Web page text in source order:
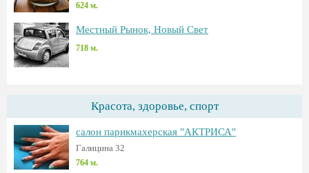
624 м.
Местный Рынок, Новый Свет
718 м.
Красота, здоровье, спорт
салон парикмахерская "АКТРИСА"
Галицина 32
764 м.